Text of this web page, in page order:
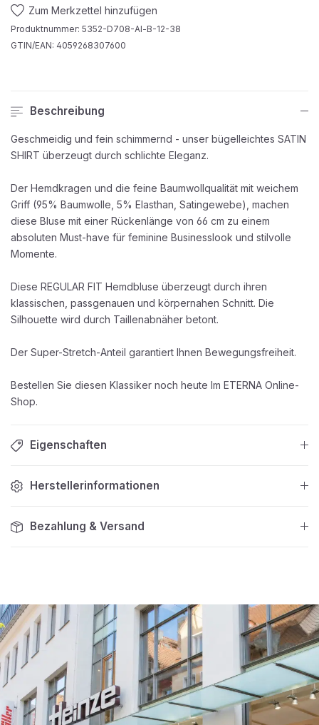
Zum Merkzettel hinzufügen
Produktnummer: 5352-D708-Al-B-12-38
GTIN/EAN: 4059268307600
Beschreibung
Geschmeidig und fein schimmernd - unser bügelleichtes SATIN
SHIRT überzeugt durch schlichte Eleganz.
Der Hemdkragen und die feine Baumwollqualität mit weichem
Griff (95% Baumwolle, 5% Elasthan, Satingewebe), machen
diese Bluse mit einer Rückenlänge von 66 cm zu einem
absoluten Must-have für feminine Businesslook und stilvolle
Momente.
Diese REGULAR FIT Hemdbluse überzeugt durch ihren
klassischen, passgenauen und körpernahen Schnitt. Die
Silhouette wird durch Taillenabnäher betont.
Der Super-Stretch-Anteil garantiert Ihnen Bewegungsfreiheit.
Bestellen Sie diesen Klassiker noch heute Im ETERNA Online-
Shop.
Eigenschaften
Herstellerinformationen
Bezahlung & Versand